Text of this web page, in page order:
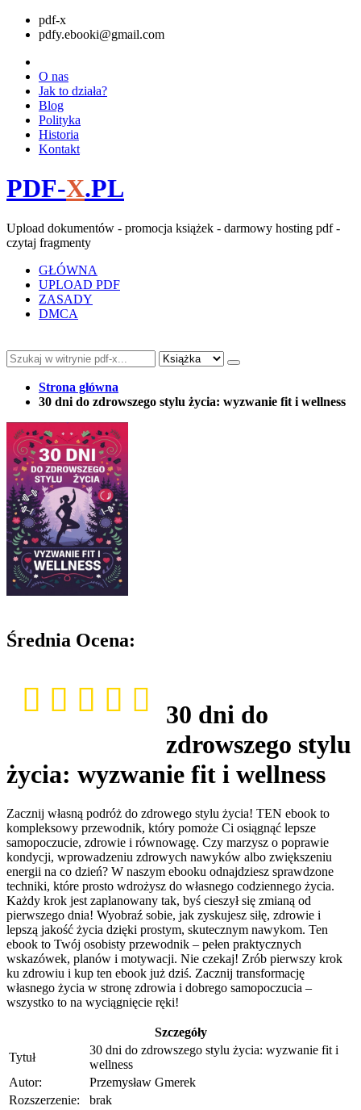
pdf-x
pdfy.ebooki@gmail.com
O nas
Jak to działa?
Blog
Polityka
Historia
Kontakt
PDF-X.PL
Upload dokumentów - promocja książek - darmowy hosting pdf -
czytaj fragmenty
GŁÓWNA
UPLOAD PDF
ZASADY
DMCA
Strona główna
30 dni do zdrowszego stylu życia: wyzwanie fit i wellness
Średnia Ocena:
30 dni do
zdrowszego stylu
życia: wyzwanie fit i wellness
Zacznij własną podróż do zdrowego stylu życia! TEN ebook to
kompleksowy przewodnik, który pomoże Ci osiągnąć lepsze
samopoczucie, zdrowie i równowagę. Czy marzysz o poprawie
kondycji, wprowadzeniu zdrowych nawyków albo zwiększeniu
energii na co dzień? W naszym ebooku odnajdziesz sprawdzone
techniki, które prosto wdrożysz do własnego codziennego życia.
Każdy krok jest zaplanowany tak, byś cieszył się zmianą od
pierwszego dnia! Wyobraź sobie, jak zyskujesz siłę, zdrowie i
lepszą jakość życia dzięki prostym, skutecznym nawykom. Ten
ebook to Twój osobisty przewodnik – pełen praktycznych
wskazówek, planów i motywacji. Nie czekaj! Zrób pierwszy krok
ku zdrowiu i kup ten ebook już dziś. Zacznij transformację
własnego życia w stronę zdrowia i dobrego samopoczucia –
wszystko to na wyciągnięcie ręki!
Szczegóły
Tytuł
30 dni do zdrowszego stylu życia: wyzwanie fit i
wellness
Autor:
Przemysław Gmerek
Rozszerzenie:
brak